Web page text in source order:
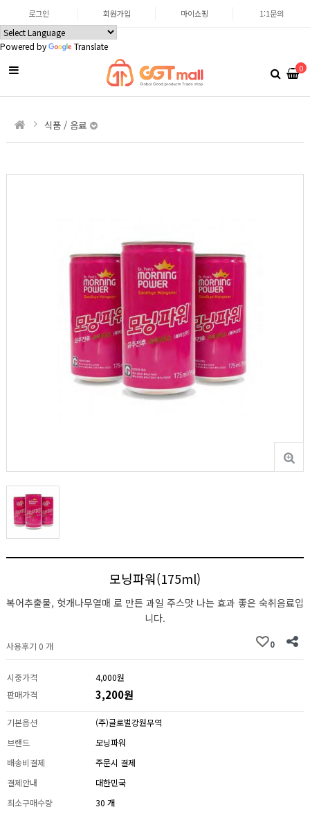
Powered by Translate
로그인 회원가입 마이쇼핑 1:1문의
0
식품 / 음료
모닝파워(175ml)
복어추출물, 헛개나무열매 로 만든 과일 주스맛 나는 효과 좋은 숙취음료입
니다.
사용후기 0 개 0
시중가격
4,000원
판매가격
3,200원
기본옵션
(주)글로벌강원무역
브랜드
모닝파워
배송비결제
주문시 결제
결제안내
대한민국
최소구매수량
30 개